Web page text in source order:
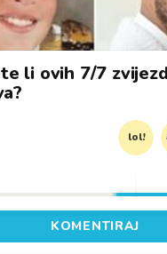
li ovih 7/7
lol!
KOMENTIRAJ